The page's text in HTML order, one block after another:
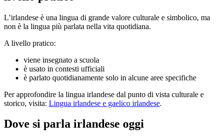
L’irlandese è una lingua di grande valore culturale e simbolico, ma
non è la lingua più parlata nella vita quotidiana.
A livello pratico:
viene insegnato a scuola
è usato in contesti ufficiali
è parlato quotidianamente solo in alcune aree specifiche
Per approfondire la lingua irlandese dal punto di vista culturale e
storico, visita: Lingua irlandese e gaelico irlandese.
Dove si parla irlandese oggi